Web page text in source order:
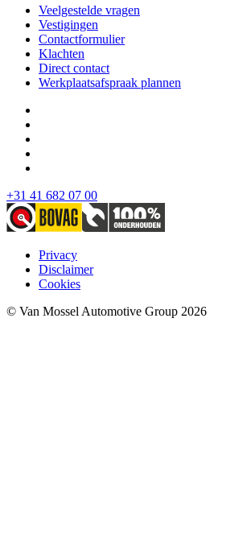
Veelgestelde vragen
Vestigingen
Contactformulier
Klachten
Direct contact
Werkplaatsafspraak plannen
+31 41 682 07 00
Privacy
Disclaimer
Cookies
© Van Mossel Automotive Group 2026